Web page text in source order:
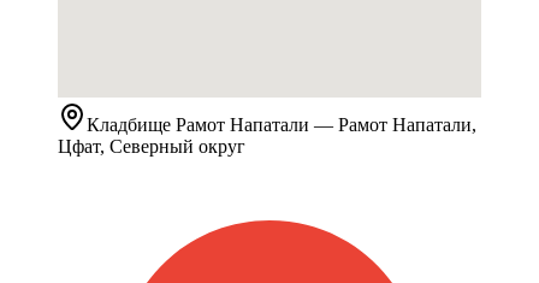
Кладбище Рамот Напатали — Рамот Напатали,
Цфат, Северный округ